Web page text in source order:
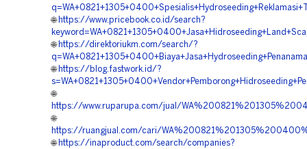
🌐 https://www.pricebook.co.id/search?
🌐 https://direktoriukm.com/search/?
🌐 https://blog.fastwork.id/?
🌐
https://www.ruparupa.com/jual/
🌐
https://ruangjual.com/cari/
🌐 https://inaproduct.com/search/companies?